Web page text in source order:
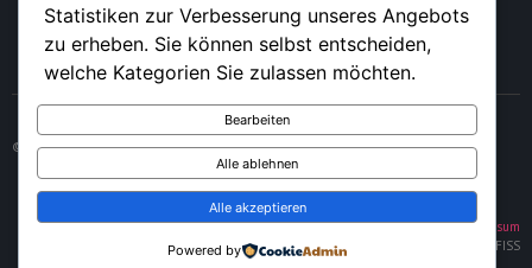
© 2026 – Feuerwehr der Stadt Sundern (Sauerland)
Datenschutz|Impressum
FISS
Statistiken zur Verbesserung unseres Angebots
zu erheben. Sie können selbst entscheiden,
welche Kategorien Sie zulassen möchten.
Bearbeiten
Alle ablehnen
Alle akzeptieren
Powered by